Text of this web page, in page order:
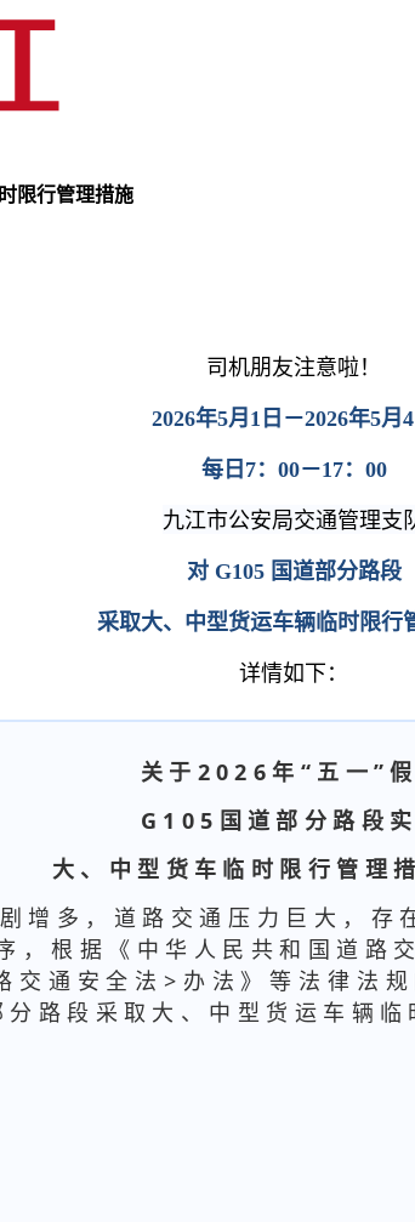
限行管理措施
司机朋友注意啦！
2026年5月1日－2026年5月4
每日7：00－17：00
九江市公安局交通管理支
对 G105 国道部分路段
采取大、中型货运车辆临时限行
详情如下：
关于2026年“五一”
G105国道部分路段
大、中型货车临时限行管理
增多，道路交通压力巨大，
，根据《中华人民共和国道路
通安全法>办法》等法律法
路段采取大、中型货运车辆临